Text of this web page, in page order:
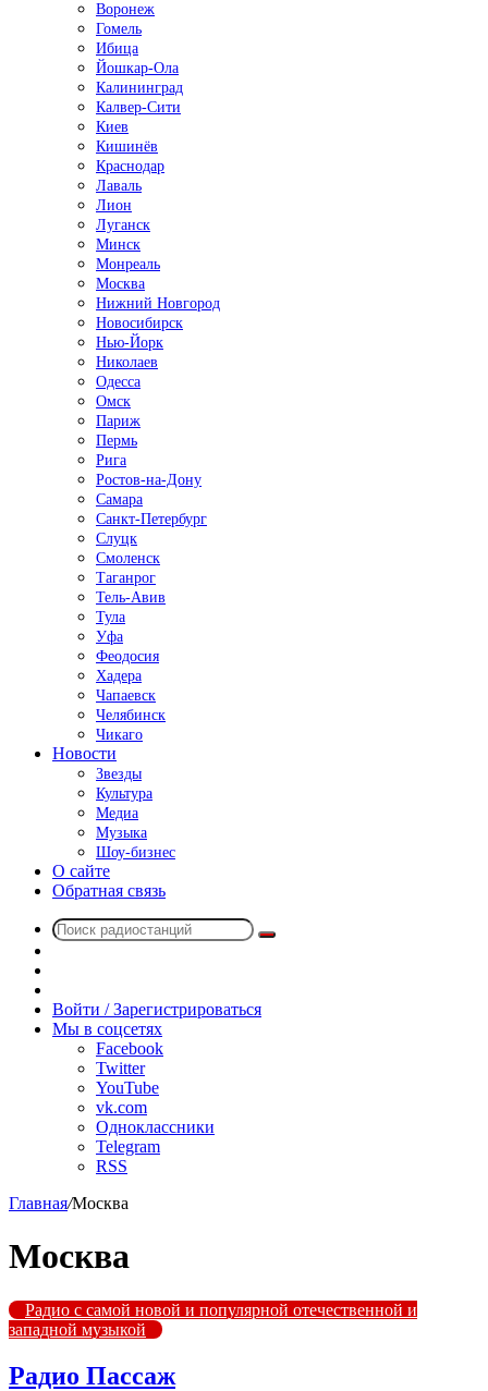
Воронеж
Гомель
Ибица
Йошкар-Ола
Калининград
Калвер-Сити
Киев
Кишинёв
Краснодар
Лаваль
Лион
Луганск
Минск
Монреаль
Москва
Нижний Новгород
Новосибирск
Нью-Йорк
Николаев
Одесса
Омск
Париж
Пермь
Рига
Ростов-на-Дону
Самара
Санкт-Петербург
Слуцк
Смоленск
Таганрог
Тель-Авив
Тула
Уфа
Феодосия
Хадера
Чапаевск
Челябинск
Чикаго
Новости
Звезды
Культура
Медиа
Музыка
Шоу-бизнес
О сайте
Обратная связь
Поиск
радио
Войти / Зарегистрироваться
Мы в соцсетях
Facebook
Twitter
YouTube
vk.com
Одноклассники
Telegram
RSS
Главная/Москва
Москва
Радио с самой новой и популярной отечественной и
западной музыкой
Радио Пассаж